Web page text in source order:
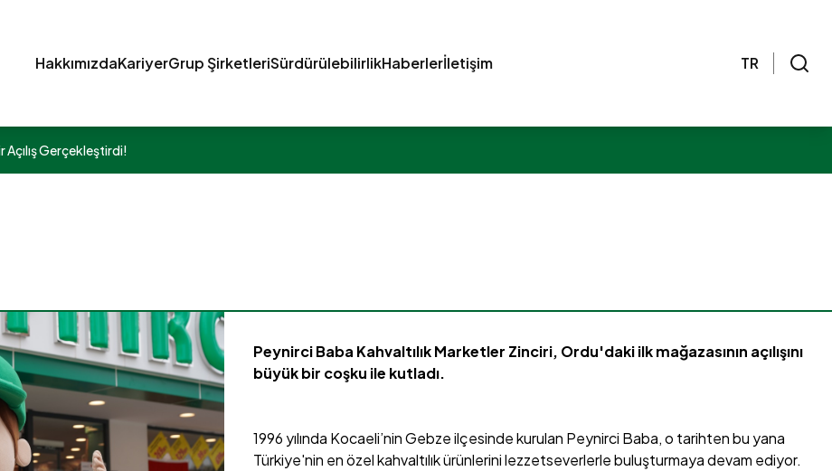
HakkımızdaKariyerGrup ŞirketleriSürdürülebilirlikHaberlerİletişim TR
Gerçekleştirdi!
Peynirci Baba Kahvaltılık Marketler Zinciri, Ordu'daki ilk mağazasının açılışını
büyük bir coşku ile kutladı.
1996 yılında Kocaeli’nin Gebze ilçesinde kurulan Peynirci Baba, o tarihten bu yana
Türkiye'nin en özel kahvaltılık ürünlerini lezzetseverlerle buluşturmaya devam ediyor.